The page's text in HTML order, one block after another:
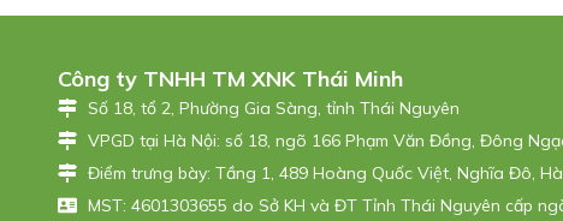
Công ty TNHH TM XNK Thái Minh
Số 18, tổ 2, Phường Gia Sàng, tỉnh Thái Nguyên
VPGD tại Hà Nội: số 18, ngõ 166 Phạm Văn Đồng, Đông
Điểm trưng bày: Tầng 1, 489 Hoàng Quốc Việt, Nghĩa Đô,
MST: 4601303655 do Sở KH và ĐT Tỉnh Thái Nguyên cấp